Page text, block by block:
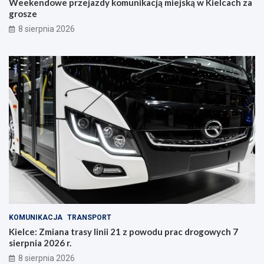
c
z
y
e
Weekendowe przejazdy komunikacją miejską w Kielcach za
grosze
8 sierpnia 2026
KOMUNIKACJA TRANSPORT
Kielce: Zmiana trasy linii 21 z powodu prac drogowych 7
sierpnia 2026 r.
8 sierpnia 2026